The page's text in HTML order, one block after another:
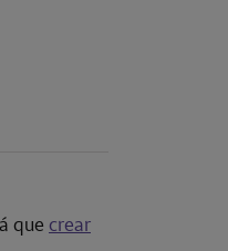
que crear